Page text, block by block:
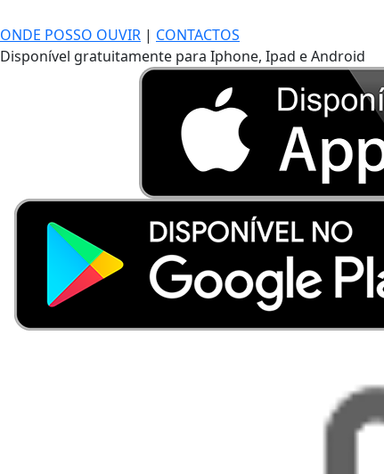
ONDE POSSO OUVIR | CONTACTOS
Disponível gratuitamente para Iphone, Ipad e Android